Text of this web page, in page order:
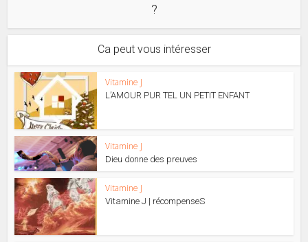
?
Ca peut vous intéresser
Vitamine J
L’AMOUR PUR TEL UN PETIT ENFANT
Vitamine J
Dieu donne des preuves
Vitamine J
Vitamine J | récompenseS